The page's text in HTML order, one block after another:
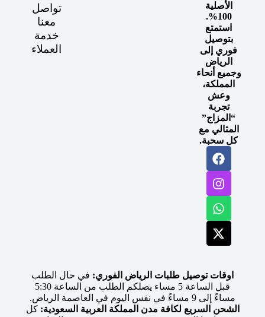
الأصلية
100%.
استمتع
بتوصيل
فوري إلى
الرياض
وجميع أنحاء
المملكة،
وعش
تجربة
“المزاج”
المثالي مع
كل سحبة.
تواصل
معنا
خدمة
العملاء
اوقات توصيل طلبات الرياض الفوري: في حال الطلب
قبل الساعة 5 مساء يصلكم الطلب من الساعة 5:30
مساءً إلى 9 مساءً في نفس اليوم في العاصمة الرياض.
الشحن السريع لكافة مدن المملكة العربية السعودية: كل